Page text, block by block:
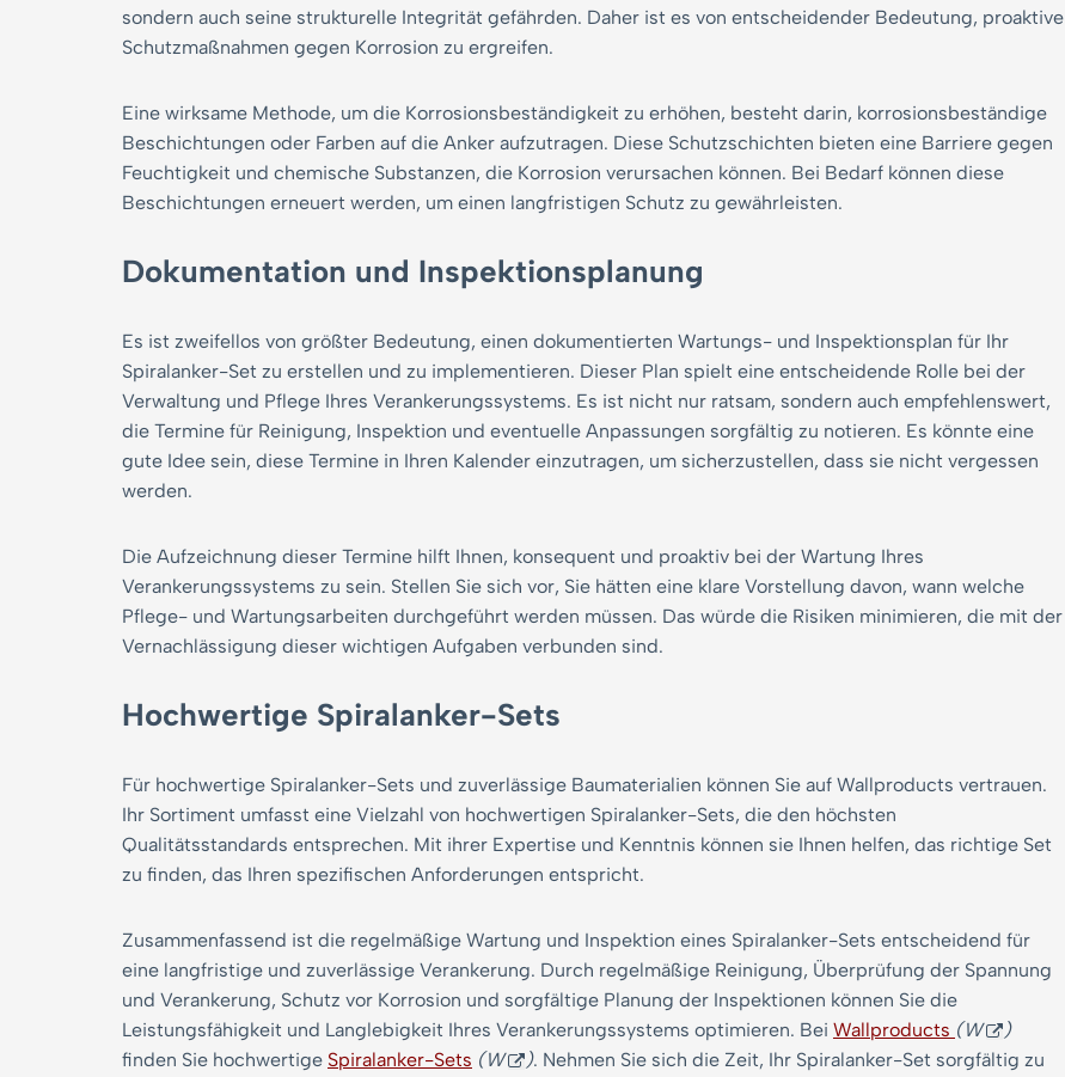
sondern auch seine strukturelle Integrität gefährden. Daher ist es von entscheidender Bedeutung, proaktive
Schutzmaßnahmen gegen Korrosion zu ergreifen.
Eine wirksame Methode, um die Korrosionsbeständigkeit zu erhöhen, besteht darin, korrosionsbeständige
Beschichtungen oder Farben auf die Anker aufzutragen. Diese Schutzschichten bieten eine Barriere gegen
Feuchtigkeit und chemische Substanzen, die Korrosion verursachen können. Bei Bedarf können diese
Beschichtungen erneuert werden, um einen langfristigen Schutz zu gewährleisten.
Dokumentation und Inspektionsplanung
Es ist zweifellos von größter Bedeutung, einen dokumentierten Wartungs- und Inspektionsplan für Ihr
Spiralanker-Set zu erstellen und zu implementieren. Dieser Plan spielt eine entscheidende Rolle bei der
Verwaltung und Pflege Ihres Verankerungssystems. Es ist nicht nur ratsam, sondern auch empfehlenswert,
die Termine für Reinigung, Inspektion und eventuelle Anpassungen sorgfältig zu notieren. Es könnte eine
gute Idee sein, diese Termine in Ihren Kalender einzutragen, um sicherzustellen, dass sie nicht vergessen
werden.
Die Aufzeichnung dieser Termine hilft Ihnen, konsequent und proaktiv bei der Wartung Ihres
Verankerungssystems zu sein. Stellen Sie sich vor, Sie hätten eine klare Vorstellung davon, wann welche
Pflege- und Wartungsarbeiten durchgeführt werden müssen. Das würde die Risiken minimieren, die mit der
Vernachlässigung dieser wichtigen Aufgaben verbunden sind.
Hochwertige Spiralanker-Sets
Für hochwertige Spiralanker-Sets und zuverlässige Baumaterialien können Sie auf Wallproducts vertrauen.
Ihr Sortiment umfasst eine Vielzahl von hochwertigen Spiralanker-Sets, die den höchsten
Qualitätsstandards entsprechen. Mit ihrer Expertise und Kenntnis können sie Ihnen helfen, das richtige Set
zu finden, das Ihren spezifischen Anforderungen entspricht.
Zusammenfassend ist die regelmäßige Wartung und Inspektion eines Spiralanker-Sets entscheidend für
eine langfristige und zuverlässige Verankerung. Durch regelmäßige Reinigung, Überprüfung der Spannung
und Verankerung, Schutz vor Korrosion und sorgfältige Planung der Inspektionen können Sie die
Leistungsfähigkeit und Langlebigkeit Ihres Verankerungssystems optimieren. Bei Wallproducts (W
)
finden Sie hochwertige Spiralanker-Sets (W ). Nehmen Sie sich die Zeit, Ihr Spiralanker-Set sorgfältig zu